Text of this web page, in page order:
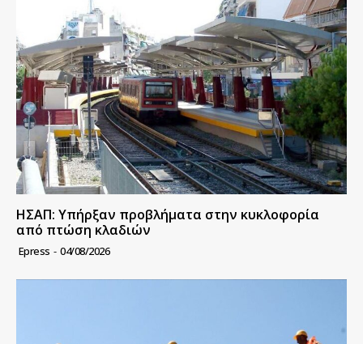
ΗΣΑΠ: Υπήρξαν προβλήματα στην κυκλοφορία
από πτώση κλαδιών
Epress - 04/08/2026